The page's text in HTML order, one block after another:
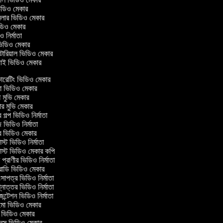
মেকার
ভিডিও মেকার
মেকার
নির্মাতা
মেকার
ভিডিও মেকার
ভিডিও মেকার
ভিডিও মেকার
মেকার
মেকার
মুভি মেকার
ভিডিও নির্মাতা
নির্মাতা
ভিডিও মেকার
ভিডিও নির্মাতা
ভিডিও মেকার কপি
ভিডিও নির্মাতা
ভিডিও মেকার
ভিডিও নির্মাতা
ভিডিও নির্মাতা
ভিডিও নির্মাতা
ভিডিও মেকার
মেকার